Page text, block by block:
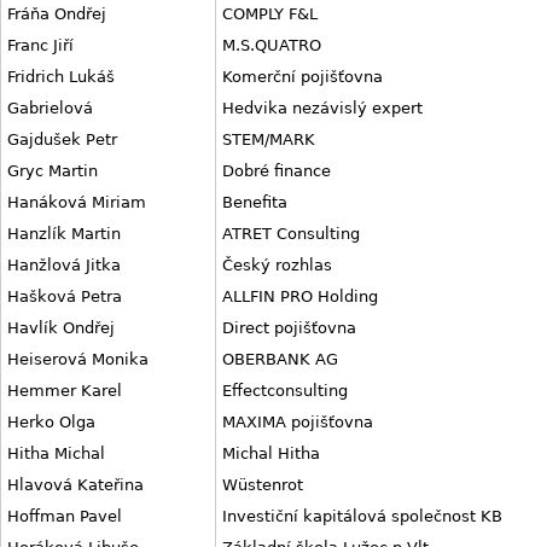
Fráňa Ondřej
COMPLY F&L
Franc Jiří
M.S.QUATRO
Fridrich Lukáš
Komerční pojišťovna
Gabrielová
Hedvika nezávislý expert
Gajdušek Petr
STEM/MARK
Gryc Martin
Dobré finance
Hanáková Miriam
Benefita
Hanzlík Martin
ATRET Consulting
Hanžlová Jitka
Český rozhlas
Hašková Petra
ALLFIN PRO Holding
Havlík Ondřej
Direct pojišťovna
Heiserová Monika
OBERBANK AG
Hemmer Karel
Effectconsulting
Herko Olga
MAXIMA pojišťovna
Hitha Michal
Michal Hitha
Hlavová Kateřina
Wüstenrot
Hoffman Pavel
Investiční kapitálová společnost KB